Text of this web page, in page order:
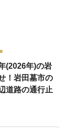
(2026年)の岩
！岩田墓市の
道路の通行止